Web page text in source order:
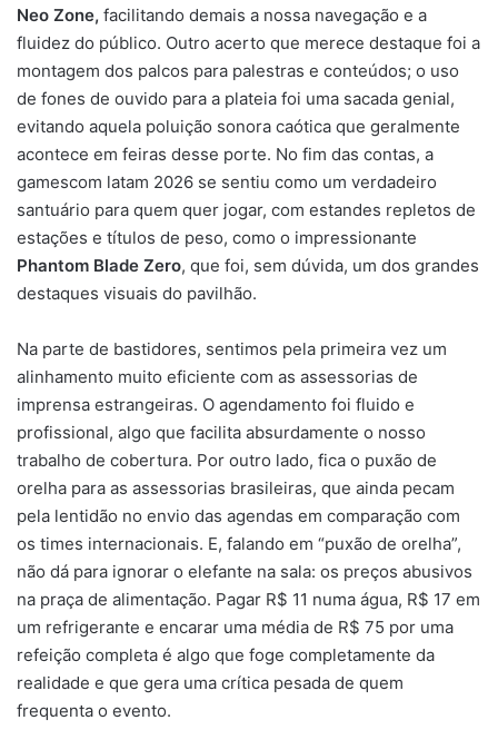
Neo Zone, facilitando demais a nossa navegação e a
fluidez do público. Outro acerto que merece destaque foi a
montagem dos palcos para palestras e conteúdos; o uso
de fones de ouvido para a plateia foi uma sacada genial,
evitando aquela poluição sonora caótica que geralmente
acontece em feiras desse porte. No fim das contas, a
gamescom latam 2026 se sentiu como um verdadeiro
santuário para quem quer jogar, com estandes repletos de
estações e títulos de peso, como o impressionante
Phantom Blade Zero, que foi, sem dúvida, um dos grandes
destaques visuais do pavilhão.
Na parte de bastidores, sentimos pela primeira vez um
alinhamento muito eficiente com as assessorias de
imprensa estrangeiras. O agendamento foi fluido e
profissional, algo que facilita absurdamente o nosso
trabalho de cobertura. Por outro lado, fica o puxão de
orelha para as assessorias brasileiras, que ainda pecam
pela lentidão no envio das agendas em comparação com
os times internacionais. E, falando em “puxão de orelha”,
não dá para ignorar o elefante na sala: os preços abusivos
na praça de alimentação. Pagar R$ 11 numa água, R$ 17 em
um refrigerante e encarar uma média de R$ 75 por uma
refeição completa é algo que foge completamente da
realidade e que gera uma crítica pesada de quem
frequenta o evento.